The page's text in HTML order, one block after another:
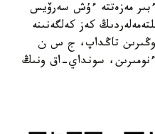
ءبىر مەزەتتە ءۇش سەرۆيس
كەز كەلگەنىنە
ءوڭىرىن تاڭداپ، ج س ن
سونداي-اق ونىڭ